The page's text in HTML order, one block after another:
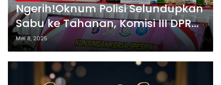
Ngerih!Oknum Polisi Selundupkan
Sabu ke Tahanan, Komisi III DPR
Soroti Polda Kaltim
Mei 8, 2025